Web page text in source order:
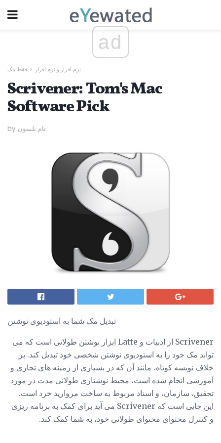
ad
نرم افزار و نرم افزار فقط مک
Scrivener: Tom's Mac
Software Pick
by تام نلسون
تبدیل مک شما به استودیوی نوشتن
Scrivener از ادبیات و Latte ابزار نوشتن طولانی است که می
تواند مک خود را به استودیوی نوشتن شخصی خود تبدیل کند. بر
خلاف نویسه کوتاه، مانند آن که در بسیاری از زمینه های تجاری و
آموزشی انجام شده است، محیط نوشتاری طولانی مدت در مورد
تحقیق، سازمان، و اسناد مربوط به ساخت مروارید خرد است.
این جایی است که Scrivener می آید برای کمک به برنامه ریزی
و کنترل محتوای محتوای طولانی خود، به شما کمک کند.